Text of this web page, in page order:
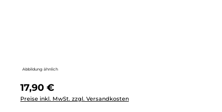
Abbildung ähnlich
Regulärer Preis:
17,90 €
Preise inkl. MwSt. zzgl. Versandkosten